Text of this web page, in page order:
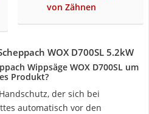
von Zähnen
WOX D700SL 5.2kW
Wippsäge WOX D700SL um
Produkt?
der sich bei
automatisch vor den